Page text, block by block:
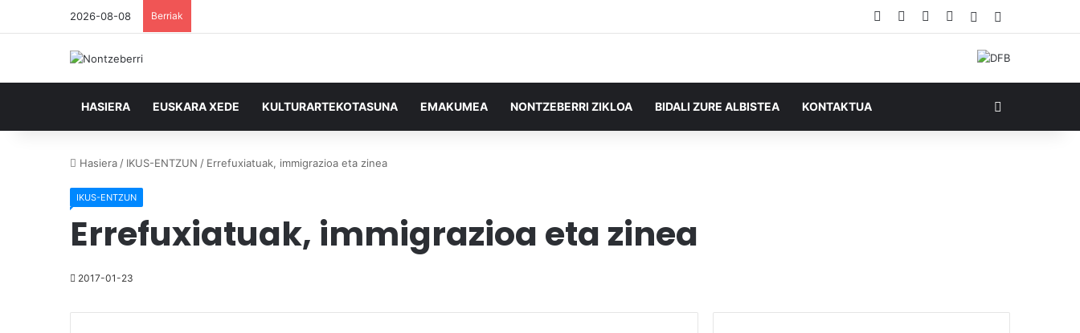
2026-08-08 Berriak Facebook YouTube
RSS Ausazko
HASIERA EUSKARA XEDE KULTURARTEKOTASUNA EMAKUMEA NONTZEBERRI ZIKLOA BIDALI ZURE ALBISTEA KONTAKTUA
Hasiera / IKUS-ENTZUN / Errefuxiatuak, immigrazioa eta zinea
IKUS-ENTZUN
Errefuxiatuak, immigrazioa eta zinea
2017-01-23